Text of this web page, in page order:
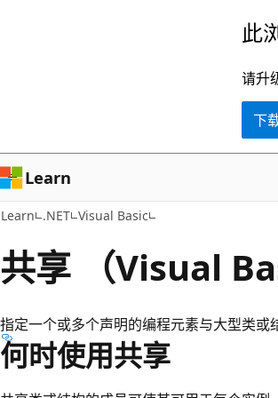
容
此
请升
下
Learn
Learn .NET Visual Basic
共享 （Visual
指定一个或多个声明的编程元素与大型类或
何时使用共享